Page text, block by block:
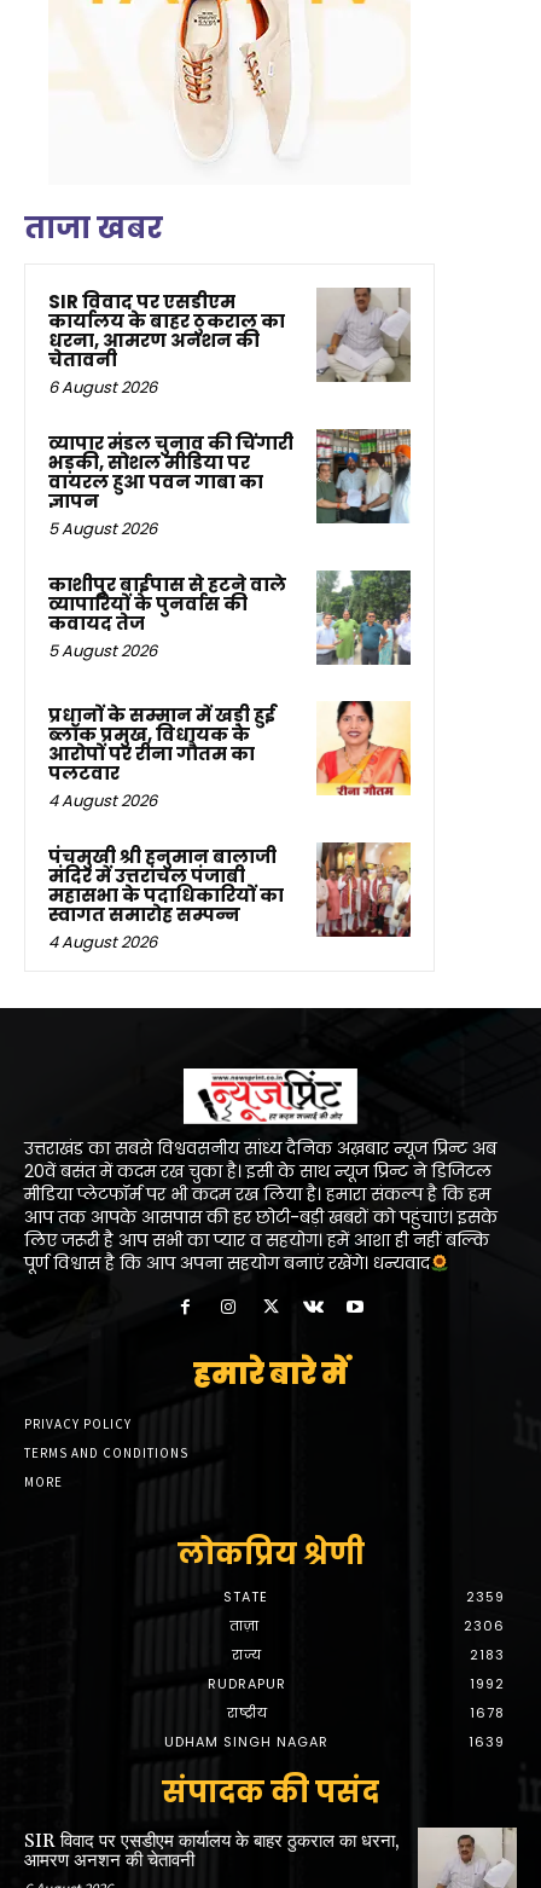
ताजा खबर
SIR विवाद पर एसडीएम
कार्यालय के बाहर ठुकराल का
धरना, आमरण अनशन की
चेतावनी
6 August 2026
व्यापार मंडल चुनाव की चिंगारी
भड़की, सोशल मीडिया पर
वायरल हुआ पवन गाबा का
ज्ञापन
5 August 2026
काशीपुर बाईपास से हटने वाले
व्यापारियों के पुनर्वास की
कवायद तेज
5 August 2026
प्रधानों के सम्मान में खड़ी हुई
ब्लॉक प्रमुख, विधायक के
आरोपों पर रीना गौतम का
पलटवार
4 August 2026
पंचमुखी श्री हनुमान बालाजी
मंदिर में उत्तरांचल पंजाबी
महासभा के पदाधिकारियों का
स्वागत समारोह सम्पन्न
4 August 2026
उत्तराखंड का सबसे विश्ववसनीय सांध्य दैनिक अख़बार न्यूज प्रिन्ट अब
20वें बसंत में कदम रख चुका है। इसी के साथ न्यूज प्रिन्ट ने डिजिटल
मीडिया प्लेटफॉर्म पर भी कदम रख लिया है। हमारा संकल्प है कि हम
आप तक आपके आसपास की हर छोटी-बड़ी खबरों को पहुंचाएं। इसके
लिए जरूरी है आप सभी का प्यार व सहयोग। हमें आशा ही नहीं बल्कि
पूर्ण विश्वास है कि आप अपना सहयोग बनाएं रखेंगे। धन्यवाद
हमारे बारे में
PRIVACY POLICY
TERMS AND CONDITIONS
MORE
लोकप्रिय श्रेणी
STATE
2359
ताज़ा
2306
राज्य
2183
RUDRAPUR
1992
राष्ट्रीय
1678
UDHAM SINGH NAGAR
1639
संपादक की पसंद
SIR विवाद पर एसडीएम कार्यालय के बाहर ठुकराल का धरना,
आमरण अनशन की चेतावनी